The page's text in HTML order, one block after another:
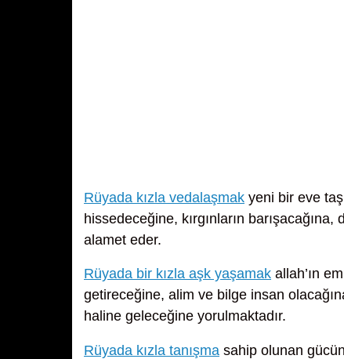
Rüyada kızla vedalaşmak yeni bir eve
hissedeceğine, kırgınların
alamet eder.
Rüyada bir kızla aşk yaşamak allah’ın
getireceğine, alim ve bilge insan
haline geleceğine yorulmaktadır.
Rüyada kızla tanışma sahip olunan